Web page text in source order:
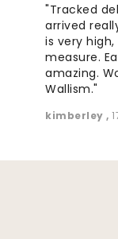
"Tracked
arrived
is very
measure.
amazing.
Wallism."
kimberley,